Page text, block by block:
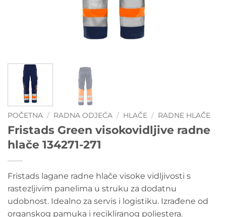
POČETNA / RADNA ODJEĆA / HLAČE / RADNE HLAČE
Fristads Green visokovidljive radne
hlače 134271-271
Fristads lagane radne hlače visoke vidljivosti s
rastezljivim panelima u struku za dodatnu
udobnost. Idealno za servis i logistiku. Izrađene od
organskog pamuka i recikliranog poliestera.